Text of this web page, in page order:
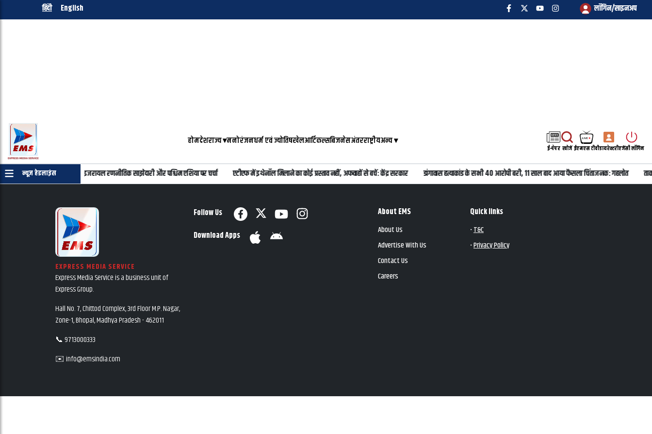
हिंदी English लॉगिन/साइनअप
होमदेशराज्य▾मनोरंजनधर्म एवं ज्योतिषखेलआर्टिकल्सबिजनेसअंतरराष्ट्रीयअन्य▾
ई-पेपर खोजें ईएमएस टीवीडायरेक्टरीएजेंसी लॉगिन
न्यूज़ हेडलाइंस
की फोन पर बातचीत, भारत-इजरायल रणनीतिक साझेदारी और पश्चिम एशिया पर चर्चा एटीएफ में इथेनॉल मिलाने का कोई प्रस्ताव नहीं, अफवाहों से बचें: केंद्र सरकार डांगावास हत्याकांड के सभी 40 आरोपी बरी, 11 साल बाद आया फैसला चिंताजनक: गहलोत
EXPRESS MEDIA SERVICE
Express Media Service is a business unit of
Express Group.
Hall No. 7, Chittod Complex, 3rd Floor M.P. Nagar,
Zone-1, Bhopal, Madhya Pradesh - 462011
📞 9713000333
✉️ info@emsindia.com
Follow Us
Download Apps
About EMS
About Us
Advertise With Us
Contact Us
Careers
Quick links
•T&C
•Privacy Policy